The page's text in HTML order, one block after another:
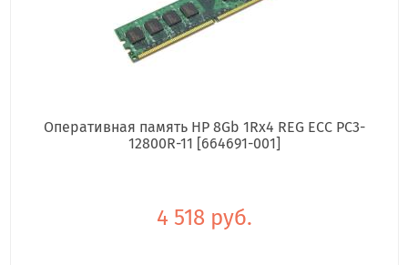
Оперативная память HP 8Gb 1Rx4 REG ECC PC3-
12800R-11 [664691-001]
4 518 руб.